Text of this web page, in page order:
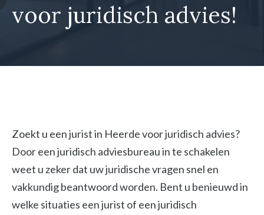
voor juridisch advies!
Zoekt u een jurist in Heerde voor juridisch advies?
Door een juridisch adviesbureau in te schakelen
weet u zeker dat uw juridische vragen snel en
vakkundig beantwoord worden. Bent u benieuwd in
welke situaties een jurist of een juridisch